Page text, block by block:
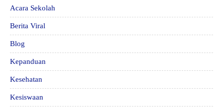
Acara Sekolah
Berita Viral
Blog
Kepanduan
Kesehatan
Kesiswaan